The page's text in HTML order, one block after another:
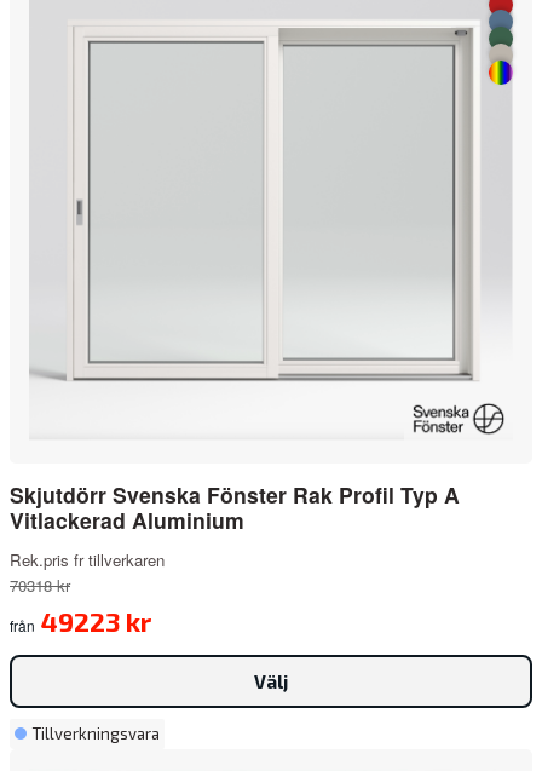
Skjutdörr Svenska Fönster Rak Profil Typ A
Vitlackerad Aluminium
Rek.pris fr tillverkaren
70318 kr
från 49223 kr
Välj
Tillverkningsvara